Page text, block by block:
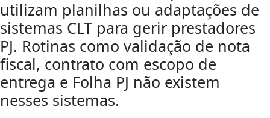
utilizam planilhas ou adaptações de
sistemas CLT para gerir prestadores
PJ. Rotinas como validação de nota
fiscal, contrato com escopo de
entrega e Folha PJ não existem
nesses sistemas.